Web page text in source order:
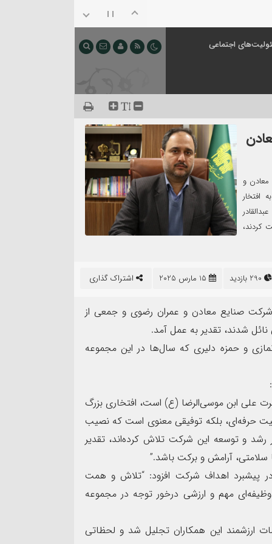
اجتماعی
و
افتخار
کردند،
اشتراک گذاری
شرکت صنایع معادن و عمران رضوی و جمعی از
نائل شدند، تقدیر به عمل آمد.
نمازی و حمزه دلیری که سال‌ها در این مجموعه
علی ابن موسی‌الرضا (ع) است، افتخاری بزرگ
حرفه‌ای، بلکه توفیقی معنوی است که نصیب
رشد و توسعه این شرکت تلاش کرده‌اند، تقدیر
سلامتی، آرامش و برکت باشد.”
در پیشبرد اهداف شرکت افزود: “تلاش و همت
مهم و ارزشی درخور توجه در مجموعه
ارزشمند این همکاران تجلیل شد و لحظاتی
اربعین حسینی تسلیت باد. هکتاری اراضی حر در